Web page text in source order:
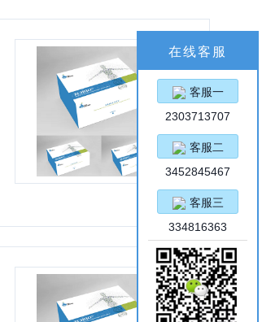
在线客服
客服一
2303713707
客服二
3452845467
客服三
334816363